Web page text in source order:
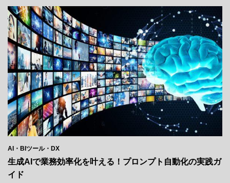
AI・BIツール・DX
生成AIで業務効率化を叶える！プロンプト自動化の実践ガ
イド